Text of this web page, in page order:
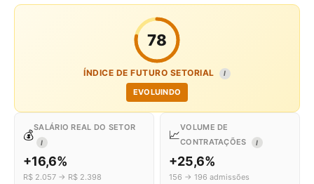
78
ÍNDICE DE FUTURO SETORIAL I
EVOLUINDO
💰
SALÁRIO REAL DO SETOR
I
+16,6%
R$ 2.057 → R$ 2.398
📈
VOLUME DE
CONTRATAÇÕES
I
+25,6%
156 → 196 admissões